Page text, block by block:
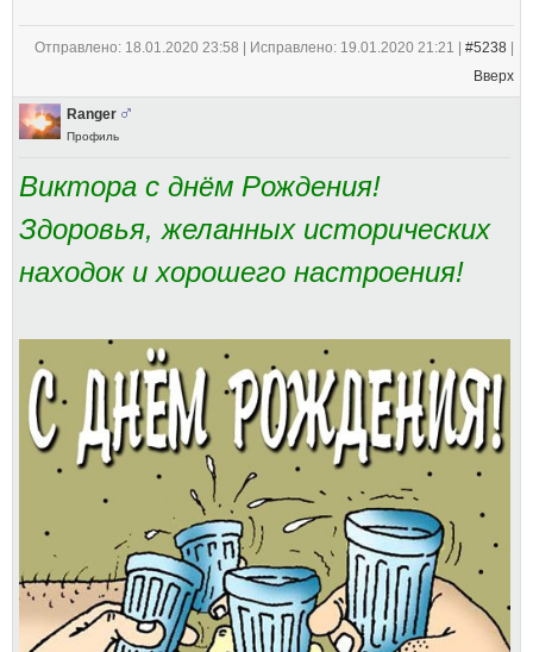
Отправлено: 18.01.2020 23:58 | Исправлено: 19.01.2020 21:21 | #5238
Вверх
Ranger
Профиль
Виктора с днём Рождения!
Здоровья, желанных исторических
находок и хорошего настроения!